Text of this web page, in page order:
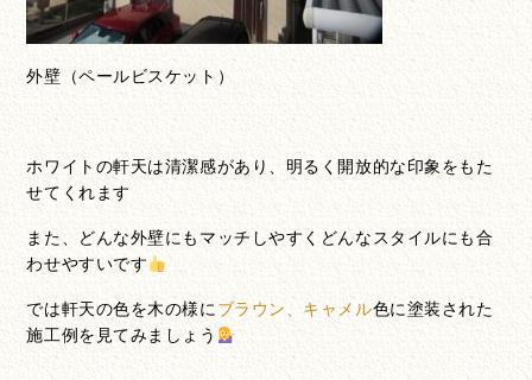
外壁（ペールビスケット）
ホワイトの軒天は清潔感があり、明るく開放的な印象をもた
せてくれます
また、どんな外壁にもマッチしやすくどんなスタイルにも合
わせやすいです
では軒天の色を木の様に ブラウン、キャメル色に塗装された
施工例を見てみましょう